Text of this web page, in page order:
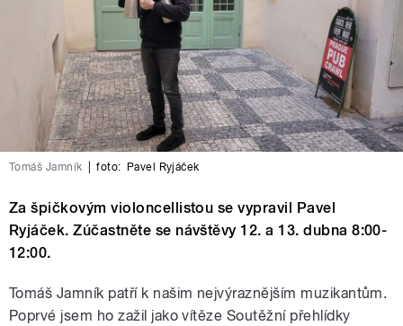
Tomáš Jamník foto: Pavel Ryjáček
Za špičkovým violoncellistou se vypravil Pavel
Ryjáček. Zúčastněte se návštěvy 12. a 13. dubna 8:00-
12:00.
Tomáš Jamník patří k našim nejvýraznějším muzikantům.
Poprvé jsem ho zažil jako vítěze Soutěžní přehlídky